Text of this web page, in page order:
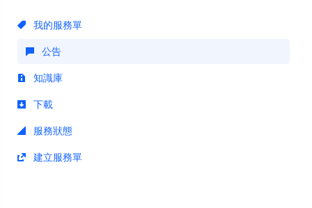
我的服務單
公告
知識庫
下載
服務狀態
建立服務單